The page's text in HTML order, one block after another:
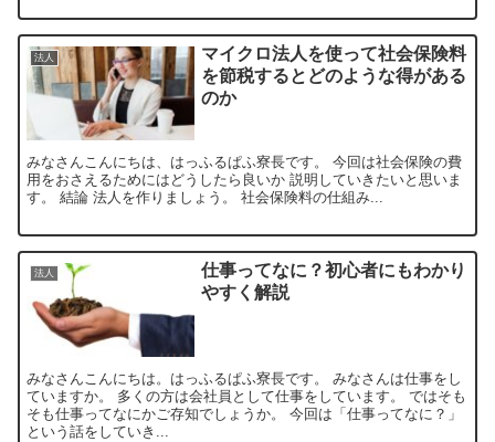
法人
マイクロ法人を使って社会保険料
を節税するとどのような得がある
のか
みなさんこんにちは、はっふるぱふ寮長です。 今回は社会保険の費
用をおさえるためにはどうしたら良いか 説明していきたいと思いま
す。 結論 法人を作りましょう。 社会保険料の仕組み...
法人
仕事ってなに？初心者にもわかり
やすく解説
みなさんこんにちは。はっふるぱふ寮長です。 みなさんは仕事をし
ていますか。 多くの方は会社員として仕事をしています。 ではそも
そも仕事ってなにかご存知でしょうか。 今回は「仕事ってなに？」
という話をしていき...